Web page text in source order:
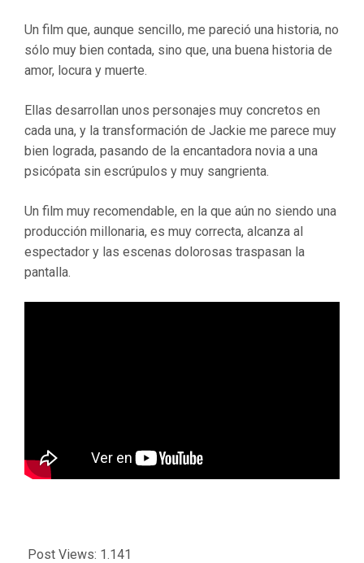
Un film que, aunque sencillo, me pareció una historia, no
sólo muy bien contada, sino que, una buena historia de
amor, locura y muerte.
Ellas desarrollan unos personajes muy concretos en
cada una, y la transformación de Jackie me parece muy
bien lograda, pasando de la encantadora novia a una
psicópata sin escrúpulos y muy sangrienta.
Un film muy recomendable, en la que aún no siendo una
producción millonaria, es muy correcta, alcanza al
espectador y las escenas dolorosas traspasan la
pantalla.
Post Views: 1.141